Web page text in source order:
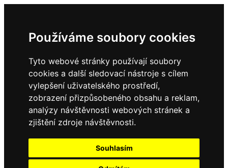
Používáme soubory cookies
Tyto webové stránky používají soubory
cookies a další sledovací nástroje s cílem
vylepšení uživatelského prostředí,
zobrazení přizpůsobeného obsahu a reklam,
analýzy návštěvnosti webových stránek a
zjištění zdroje návštěvnosti.
Souhlasím